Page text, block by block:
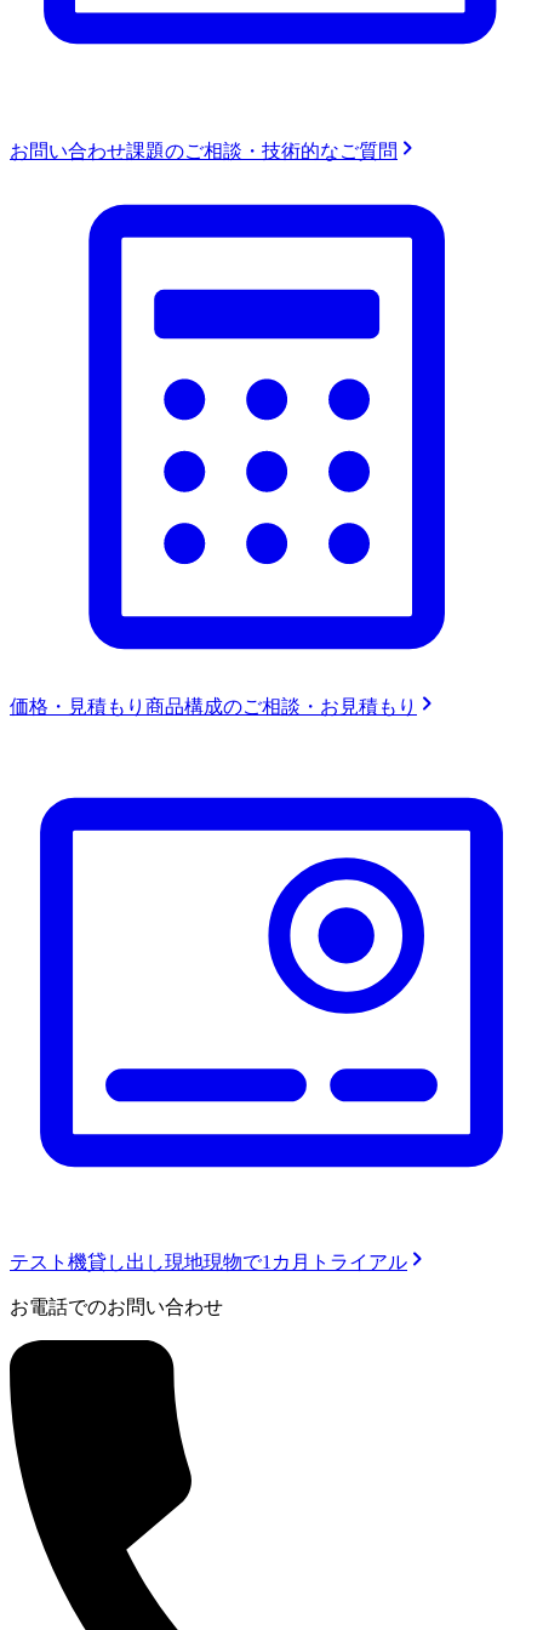
お問い合わせ課題のご相談・技術的なご質問
価格・見積もり 商品構成のご相談・お見積もり
テスト機貸し出し現地現物で1カ月トライアル
お電話でのお問い合わせ